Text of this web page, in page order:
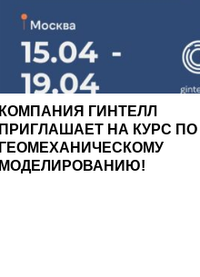
КОМПАНИЯ ГИНТЕЛЛ
ПРИГЛАШАЕТ НА КУРС ПО
ГЕОМЕХАНИЧЕСКОМУ
МОДЕЛИРОВАНИЮ!